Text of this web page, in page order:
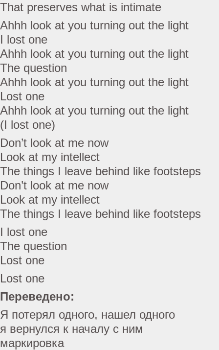
That preserves what is intimate
Ahhh look at you turning out the light
I lost one
Ahhh look at you turning out the light
The question
Ahhh look at you turning out the light
Lost one
Ahhh look at you turning out the light
(I lost one)
Don’t look at me now
Look at my intellect
The things I leave behind like footsteps
Don’t look at me now
Look at my intellect
The things I leave behind like footsteps
I lost one
The question
Lost one
Lost one
Переведено:
Я потерял одного, нашел одного
я вернулся к началу с ним
маркировка